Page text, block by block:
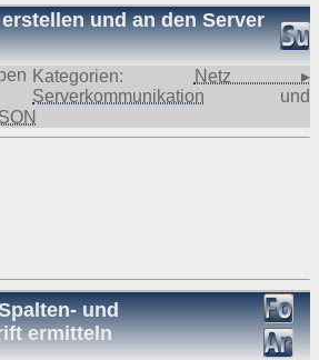
und an den Server
Kategorien:
Netz ▸
Serverkommunikation und
und
ermitteln